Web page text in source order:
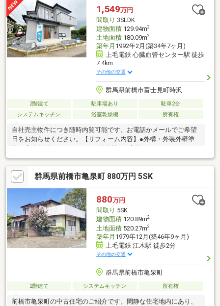
18分とりせん ローズタウン店 約380ｍ/車1分〇未掲載物件な
どさらに物件を見たい方は下記リンクよりソルホームHPへお越し
ください(^^♪
1,549万円
間取り 3SLDK
建物面積129.94m2
土地面積180.09m2
築年月 1992年2月(築34年7ヶ月)
上毛電鉄 心臓血管センター駅 徒歩
7.4km
その他の交通
群馬県前橋市富士見町時沢
2階建て 駐車場あり
駐車2台
システムキッチン
浴室乾燥機 所有権
自社売主物件につき随時内覧可能です。お電話かメールでご希望
日をお知らせください。【リフォーム内容】●外構・外装外壁塗
交換、ユニットバス交換、トイレ交換、洗面化粧台交換●内装玄
関扉交換、室内ドア交換、床材上張り、シューズボックス交換、
クロス張替え、畳表替え、障子・襖張替え●その他設備給湯器交
換、インターホン設置、火災警報器設置、照明器具交換【おすす
めポイント】・本物件は条件により住宅ローン減税が適用されま
す。・シロアリ防除工事施工後5年間保証・お客様に合わせたロー
ンの組み方や金融機関をご提案
群馬県前橋市亀泉町 880万円 5SK
880万円
間取り 5SK
建物面積120.89m2
土地面積520.27m2
築年月 1979年12月(築46年9ヶ月)
上毛電鉄 江木駅 徒歩2分
その他の交通
群馬県前橋市亀泉町
2階建て システムキッチン 所有権
前橋市亀泉町の中古住宅のご紹介です。閑静な住宅地内にあり、